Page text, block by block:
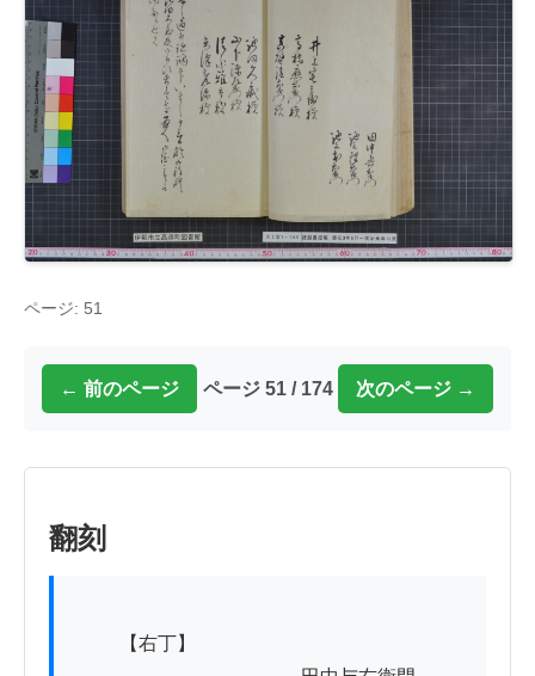
ページ: 51
← 前のページ ページ 51 / 174 次のページ →
翻刻